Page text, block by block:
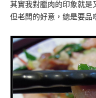
其實我對臘肉的印象就是
但老闆的好意，總是要品